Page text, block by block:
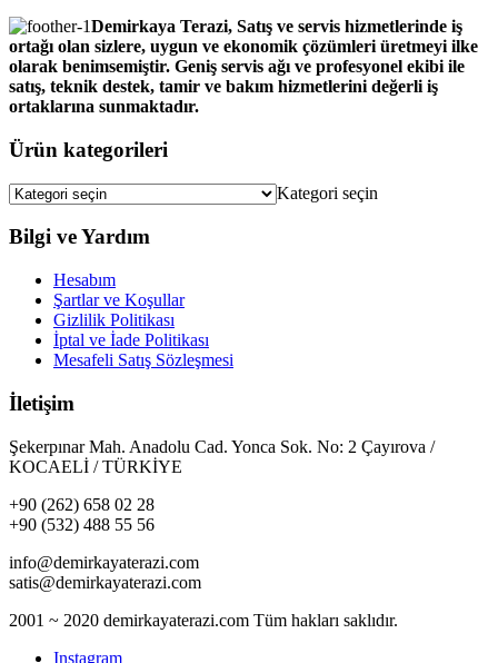
Demirkaya Terazi, Satış ve servis hizmetlerinde iş
ortağı olan sizlere, uygun ve ekonomik çözümleri üretmeyi ilke
olarak benimsemiştir. Geniş servis ağı ve profesyonel ekibi ile
satış, teknik destek, tamir ve bakım hizmetlerini değerli iş
ortaklarına sunmaktadır.
Ürün kategorileri
Kategori seçin
Bilgi ve Yardım
Hesabım
Şartlar ve Koşullar
Gizlilik Politikası
İptal ve İade Politikası
Mesafeli Satış Sözleşmesi
İletişim
Şekerpınar Mah. Anadolu Cad. Yonca Sok. No: 2 Çayırova /
KOCAELİ / TÜRKİYE
+90 (262) 658 02 28
+90 (532) 488 55 56
info@demirkayaterazi.com
satis@demirkayaterazi.com
2001 ~ 2020 demirkayaterazi.com Tüm hakları saklıdır.
Instagram